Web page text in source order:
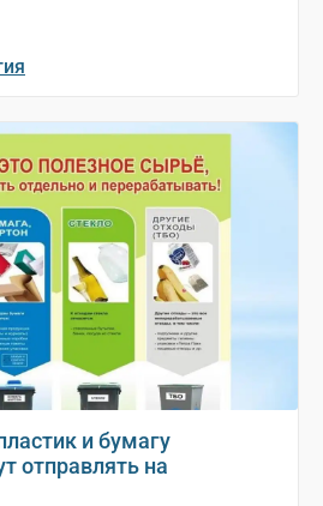
и бумагу
отправлять на